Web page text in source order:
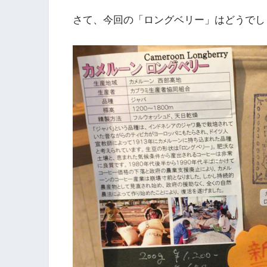
さて、今回の「ロングベリー」はどうで